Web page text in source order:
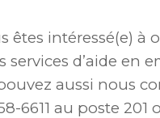
êtes intéressé(e) à
services d’aide en
aussi nous
6611 au poste 201